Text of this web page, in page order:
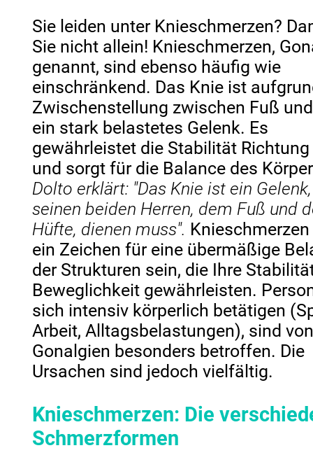
Sie leiden unter Knieschmerzen?
Sie nicht allein! Knieschmerzen,
genannt, sind ebenso häufig wie
einschränkend. Das Knie ist
Zwischenstellung zwischen Fuß
ein stark belastetes Gelenk. Es
gewährleistet die Stabilität
und sorgt für die Balance des
Dolto erklärt: "Das Knie ist ein
seinen beiden Herren, dem Fuß und
Hüfte, dienen muss".
ein Zeichen für eine übermäßige
der Strukturen sein, die Ihre
Beweglichkeit gewährleisten.
sich intensiv körperlich betätigen
Arbeit, Alltagsbelastungen), sind
Gonalgien besonders betroffen. Die
Ursachen sind jedoch vielfältig.
Knieschmerzen: Die
Schmerzformen